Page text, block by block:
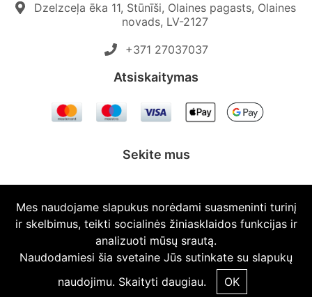
Dzelzceļa ēka 11, Stūnīši, Olaines pagasts, Olaines
novads, LV-2127
+371 27037037‬
Atsiskaitymas
Sekite mus
© 2026 Topautodalas.lv Visos teisės saugomos.
Mes naudojame slapukus norėdami suasmeninti turinį
ir skelbimus, teikti socialinės žiniasklaidos funkcijas ir
analizuoti mūsų srautą.
Naudodamiesi šia svetaine Jūs sutinkate su slapukų
naudojimu. Skaityti daugiau. OK